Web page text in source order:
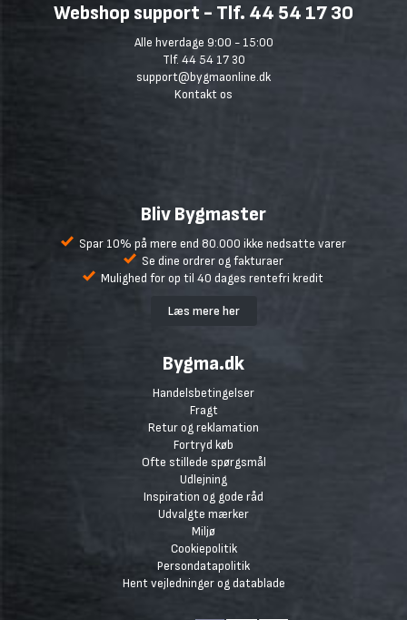
Webshop support - Tlf. 44 54 17 30
Alle hverdage 9:00 - 15:00
Tlf. 44 54 17 30
support@bygmaonline.dk
Kontakt os
Bliv Bygmaster
Spar 10% på mere end 80.000 ikke nedsatte varer
Se dine ordrer og fakturaer
Mulighed for op til 40 dages rentefri kredit
Læs mere her
Bygma.dk
Handelsbetingelser
Fragt
Retur og reklamation
Fortryd køb
Ofte stillede spørgsmål
Udlejning
Inspiration og gode råd
Udvalgte mærker
Miljø
Cookiepolitik
Persondatapolitik
Hent vejledninger og datablade